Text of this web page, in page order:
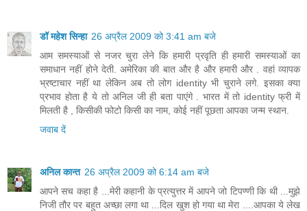
डॉ महेश सिन्हा 26 अप्रैल 2009 को 3:41 am बजे
आम समस्याओं से नजर चुरा लेने कि हमारी प्रवृति ही हमारी समस्याओं का
समाधान नहीं होने देती. अमेरिका की बात और है और हमारी और . वहां व्यापक
भ्रष्टाचार नहीं था लेकिन अब तो लोग identity भी चुराने लगे. इसका क्या
प्रभाव होता है ये तो अनिल जी ही बता पाएंगे . भारत में तो identity फ्री में
मिलती है , किसीकी फोटो किसी का नाम, कोई नहीं पूछता आपका जन्म स्थान.
जवाब दें
अनिल कान्त 26 अप्रैल 2009 को 6:14 am बजे
आपने सच कहा है ...मेरी कहानी के प्रत्युत्तर में आपने जो टिपण्णी कि थी ...मुझे
निजी तौर पर बहुत अच्छा लगा था ...दिल खुश हो गया था मेरा ....आपका ये लेख